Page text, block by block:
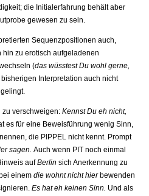
die Initialerfahrung behält aber
gewesen zu sein.
Sequenzpositionen auch,
hin zu erotisch aufgeladenen
(das wüsstest Du wohl gerne,
Interpretation auch nicht
zu verschweigen: Kennst Du eh nicht,
es für eine Beweisführung wenig Sinn,
die PIPPEL nicht kennt. Prompt
sagen.Auch wenn PIT noch einmal
aufBerlin sich Aner­kennung zu
einem die wohnt nicht hierbewenden
Es hat eh keinen Sinn. Und als